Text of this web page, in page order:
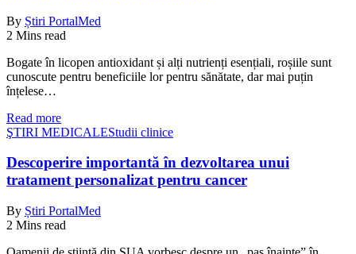
By Știri PortalMed
2 Mins read
Bogate în licopen antioxidant și alți nutrienți esențiali, roșiile sunt
cunoscute pentru beneficiile lor pentru sănătate, dar mai puțin
înțelese…
Read more
ŞTIRI MEDICALEStudii clinice
Descoperire importantă în dezvoltarea unui
tratament personalizat pentru cancer
By Știri PortalMed
2 Mins read